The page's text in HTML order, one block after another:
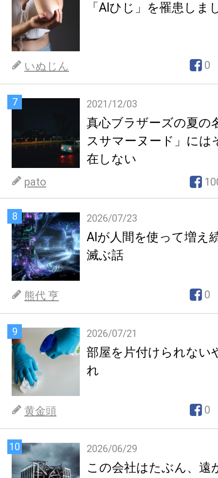
「AIひじ」を罹患しま
いぬじん 0
7 2021/12/03
真心ブラザーズの夏の
スサマーヌード」には
在しない
pato
8 2026/07/23
AIが人間を使って増え
滅ぶ話
熊代 亨 0
9 2026/07/21
部屋を片付けられない
れ
黄金頭 0
10 2026/06/29
この会社はたぶん、遠